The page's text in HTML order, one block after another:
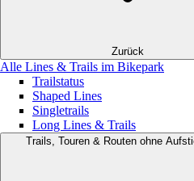
Zurück
Alle Lines & Trails im Bikepark
Trailstatus
Shaped Lines
Singletrails
Long Lines & Trails
Trails, Touren & Routen ohne